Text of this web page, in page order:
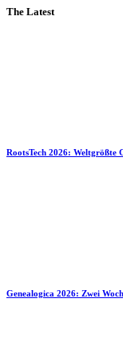
The Latest
RootsTech 2026: Weltgrößte
Genealogica 2026: Zwei